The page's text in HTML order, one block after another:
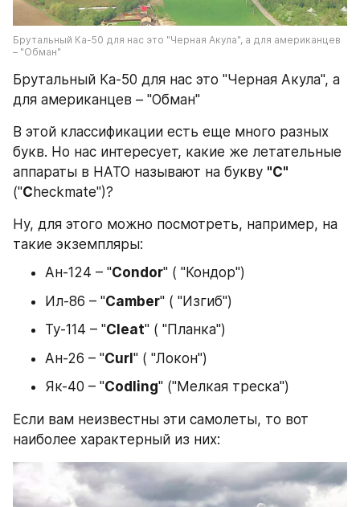
Брутальный Ка-50 для нас это "Черная Акула", а для американцев
– "Обман"
Брутальный Ка-50 для нас это "Черная Акула", а
для американцев – "Обман"
В этой классификации есть еще много разных
букв. Но нас интересует, какие же летательные
аппараты в НАТО называют на букву
("C heckmate")?
Ну, для этого можно посмотреть, например, на
такие экземпляры:
Ан-124 – "Condor" ( "Кондор")
Ил-86 – "Camber" ( "Изгиб")
Ту-114 – "Cleat" ( "Планка")
Ан-26 – "Curl" ( "Локон")
Як-40 – "Codling" ("Мелкая треска")
Если вам неизвестны эти самолеты, то вот
наиболее характерный из них: